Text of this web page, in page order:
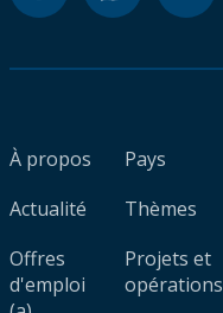
À propos
Actualité
Offres
d'emploi
Pays
Thèmes
Projets et
opérations